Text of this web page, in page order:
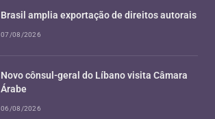
Brasil amplia exportação de direitos autorais
07/08/2026
Novo cônsul-geral do Líbano visita Câmara
Árabe
06/08/2026